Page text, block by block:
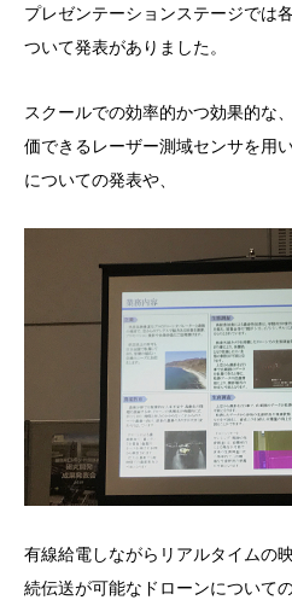
プレゼンテーションステージでは
ついて発表がありました。
スクールでの効率的かつ効果的な
価できるレーザー測域センサを用
についての発表や、
有線給電しながらリアルタイムの
続伝送が可能なドローンについて